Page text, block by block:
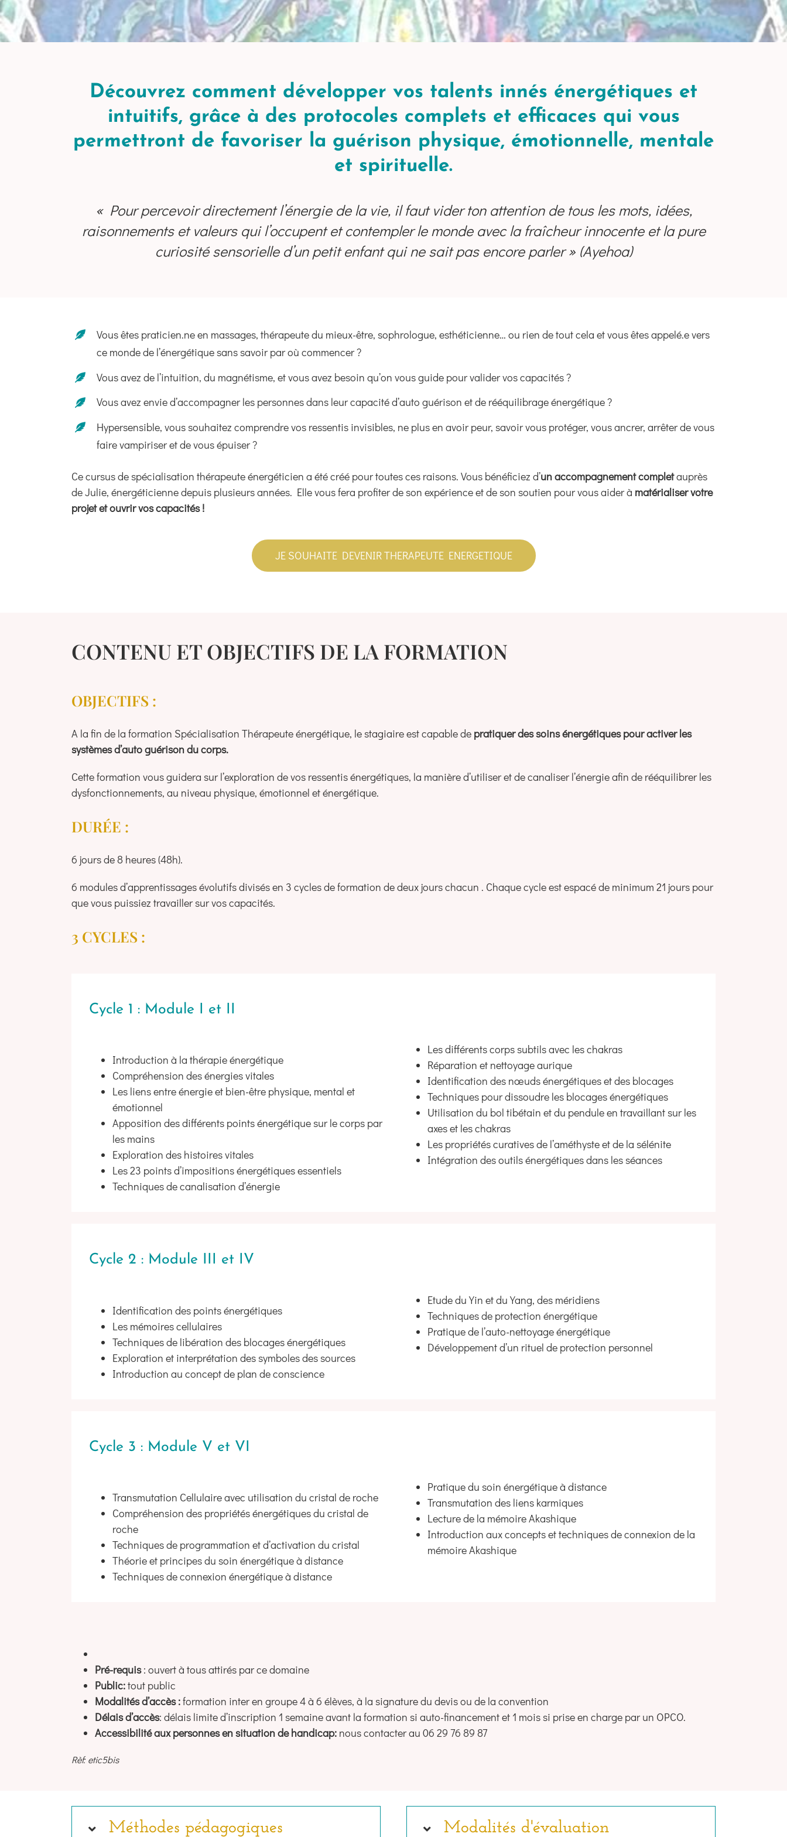
Découvrez comment développer vos talents innés énergétiques et
intuitifs, grâce à des protocoles complets et efficaces qui vous
permettront de favoriser la guérison physique, émotionnelle, mentale
et spirituelle.
« Pour percevoir directement l’énergie de la vie, il faut vider ton attention detousles mots, idées,
raisonnements et valeurs qui l’occupent et contempler le monde avec la fraîcheur innocente et la pure
curiosité sensorielle d’un petit enfant qui ne sait pas encore parler » (Ayehoa)
Vous êtes praticien.ne en massages, thérapeute du mieux-être, sophrologue, esthéticienne… ou rien de tout cela et vous êtes appelé.e vers
ce monde de l’énergétique sans savoir par où commencer ?
Vous avez de l’intuition, du magnétisme, et vous avez besoin qu’on vous guide pour valider vos capacités ?
Vous avez envie d’accompagner les personnes dans leur capacité d’auto guérison et de rééquilibrage énergétique ?
Hypersensible, vous souhaitez comprendre vos ressentis invisibles, ne plus en avoir peur, savoir vous protéger, vous ancrer, arrêter de vous
faire vampiriser et de vous épuiser ?
Ce cursus de spécialisation thérapeute énergéticien a été créé pour toutes ces raisons. Vous bénéficiez d’un accompagnement completauprès
de Julie, énergéticienne depuis plusieurs années. Elle vous fera profiter de son expérience et de son soutien pour vous aider à matérialiser votre
projet et ouvrir vos capacités !
JE SOUHAITE DEVENIR THERAPEUTE ENERGETIQUE
CONTENU ET OBJECTIFS DE LA FORMATION
OBJECTIFS :
A la fin de la formation Spécialisation Thérapeute énergétique, le stagiaire est capable de pratiquer des soins énergétiques pour activer les
systèmes d’auto guérison du corps.
Cette formation vous guidera sur l’exploration de vos ressentis énergétiques, la manière d’utiliser et de canaliser l’énergie afin de rééquilibrer les
dysfonctionnements, au niveau physique, émotionnel et énergétique.
DURÉE :
6 jours de 8 heures (48h).
6 modules d’apprentissages évolutifs divisés en 3 cycles de formation de deux jours chacun . Chaque cycle est espacé de minimum 21 jours pour
que vous puissiez travailler sur vos capacités.
3 CYCLES :
Cycle 1 : Module I et II
Introduction à la thérapie énergétique
Compréhension des énergies vitales
Les liens entre énergie et bien-être physique, mental et
émotionnel
Apposition des différents points énergétique sur le corps par
les mains
Exploration des histoires vitales
Les 23 points d’impositions énergétiques essentiels
Techniques de canalisation d’énergie
Les différents corps subtils avec les chakras
Réparation et nettoyage aurique
Identification des nœuds énergétiques et des blocages
Techniques pour dissoudre les blocages énergétiques
Utilisation du bol tibétain et du pendule en travaillant sur les
axes et les chakras
Les propriétés curatives de l’améthyste et de la sélénite
Intégration des outils énergétiques dans les séances
Cycle 2 : Module III et IV
Identification des points énergétiques
Les mémoires cellulaires
Techniques de libération des blocages énergétiques
Exploration et interprétation des symboles des sources
Introduction au concept de plan de conscience
Etude du Yin et du Yang, des méridiens
Techniques de protection énergétique
Pratique de l’auto-nettoyage énergétique
Développement d’un rituel de protection personnel
Cycle 3 : Module V et VI
Transmutation Cellulaire avec utilisation du cristal de roche
Compréhension des propriétés énergétiques du cristal de
roche
Techniques de programmation et d’activation du cristal
Théorie et principes du soin énergétique à distance
Techniques de connexion énergétique à distance
Pratique du soin énergétique à distance
Transmutation des liens karmiques
Lecture de la mémoire Akashique
Introduction aux concepts et techniques de connexion de la
mémoire Akashique
Pré-requis: ouvert à tous attirés par ce domaine
Public:tout public
Modalités d’accès :formation inter en groupe 4 à 6 élèves, à la signature du devis ou de la convention
Délais d’accès: délais limite d’inscription 1 semaine avant la formation si auto-financement et 1 mois si prise en charge par un OPCO.
Accessibilité aux personnes en situation de handicap: nous contacter au 06 29 76 89 87
Rèf: etic5bis
Méthodes pédagogiques Modalités d'évaluation